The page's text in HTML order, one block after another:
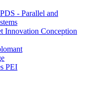
- Parallel and
Innovation Conception
PEI